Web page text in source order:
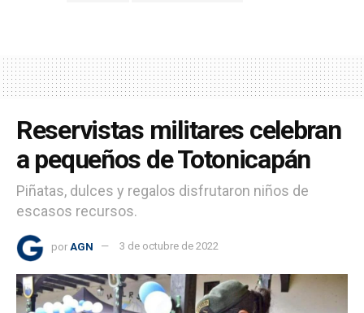
Reservistas militares celebran
a pequeños de Totonicapán
Piñatas, dulces y regalos disfrutaron niños de
escasos recursos.
por AGN 3 de octubre de 2022